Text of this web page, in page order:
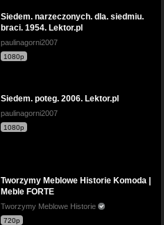
Siedem. narzeczonych. dla. siedmiu.
braci. 1954. Lektor.pl
paulinagorni2007
1080p
Siedem. poteg. 2006. Lektor.pl
paulinagorni2007
1080p
Tworzymy Meblowe Historie Komoda |
Meble FORTE
Tworzymy Meblowe Historie
720p